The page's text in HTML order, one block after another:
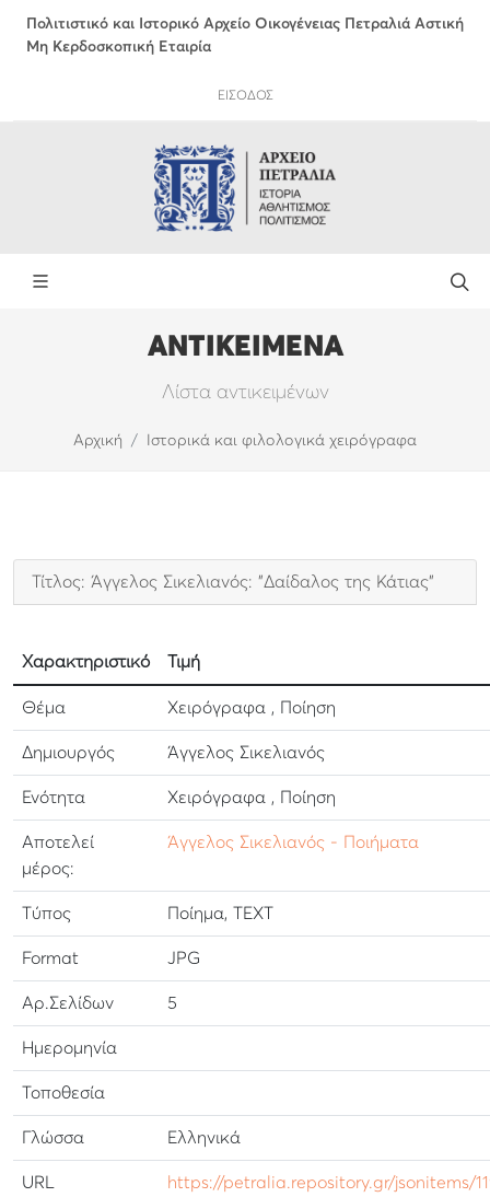
Πολιτιστικό και Ιστορικό Αρχείο Οικογένειας Πετραλιά Αστική
Μη Κερδοσκοπική Εταιρία
ΕΙΣΟΔΟΣ
ΑΝΤΙΚΕΙΜΕΝΑ
Λίστα αντικειμένων
Αρχική Ιστορικά και φιλολογικά χειρόγραφα
Τίτλος: Άγγελος Σικελιανός: "Δαίδαλος της Κάτιας"
Χαρακτηριστικό Τιμή
Θέμα Χειρόγραφα , Ποίηση
Δημιουργός Άγγελος Σικελιανός
Ενότητα Χειρόγραφα , Ποίηση
Αποτελεί
μέρος:
Άγγελος Σικελιανός - Ποιήματα
Τύπος Ποίημα, TEXT
Format JPG
Αρ.Σελίδων 5
Ημερομηνία
Τοποθεσία
Γλώσσα Ελληνικά
URL https://petralia.repository.gr/jsonitems/